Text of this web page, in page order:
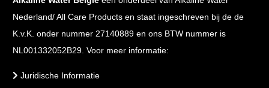
Nederland/ All Care Products en staat ingeschreven bij de de
K.v.K. onder nummer 27140889 en ons BTW nummer is
NL001332052B29. Voor meer informatie:
Juridische Informatie